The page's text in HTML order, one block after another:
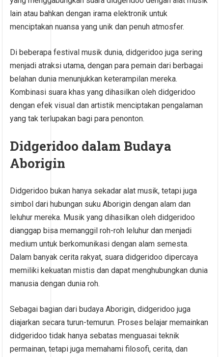
lain atau bahkan dengan irama elektronik untuk
menciptakan nuansa yang unik dan penuh atmosfer.
Di beberapa festival musik dunia, didgeridoo juga sering
menjadi atraksi utama, dengan para pemain dari berbagai
belahan dunia menunjukkan keterampilan mereka.
Kombinasi suara khas yang dihasilkan oleh didgeridoo
dengan efek visual dan artistik menciptakan pengalaman
yang tak terlupakan bagi para penonton.
Didgeridoo dalam Budaya
Aborigin
Didgeridoo bukan hanya sekadar alat musik, tetapi juga
simbol dari hubungan suku Aborigin dengan alam dan
leluhur mereka. Musik yang dihasilkan oleh didgeridoo
dianggap bisa memanggil roh-roh leluhur dan menjadi
medium untuk berkomunikasi dengan alam semesta.
Dalam banyak cerita rakyat, suara didgeridoo dipercaya
memiliki kekuatan mistis dan dapat menghubungkan dunia
manusia dengan dunia roh.
Sebagai bagian dari budaya Aborigin, didgeridoo juga
diajarkan secara turun-temurun. Proses belajar memainkan
didgeridoo tidak hanya sebatas menguasai teknik
permainan, tetapi juga memahami filosofi, cerita, dan